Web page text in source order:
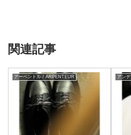
関連記事
アーペントル / ARPENTEUR